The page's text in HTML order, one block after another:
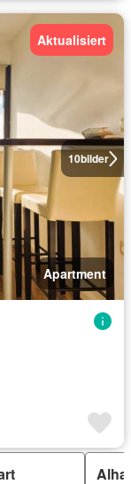
10bilder
Aktualisiert
Apartment